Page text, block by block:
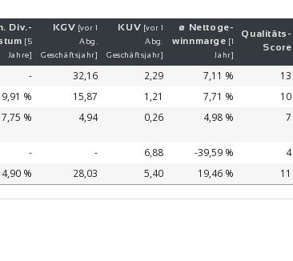
Div.-
[5
Jahre]
KGV [vor 1
Abg.
Geschäftsjahr]
KUV [vor 1
Abg.
Geschäftsjahr]
ø Netto­ge­
winn­mar­ge
Jahr]
Qualitäts-
Score
- 32,16 2,29 7,11 % 13
9,91 % 15,87 1,21 7,71 % 10
% 4,94 0,26 4,98 % 7
- - 6,88 -39,59 % 4
4,90 % 28,03 5,40 19,46 % 11